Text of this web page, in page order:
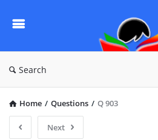
Questions
Search
Home / Questions / Q 903
Next